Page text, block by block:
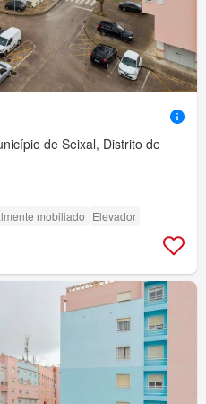
de Seixal, Distrito de
mobiliado Elevador